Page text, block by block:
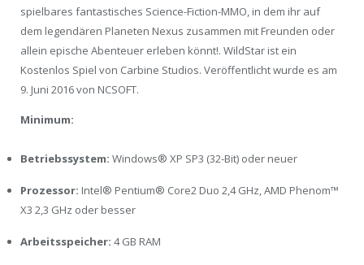
spielbares fantastisches Science-Fiction-MMO, in dem ihr auf
dem legendären Planeten Nexus zusammen mit Freunden oder
allein epische Abenteuer erleben könnt!. WildStar ist ein
Kostenlos Spiel von Carbine Studios. Veröffentlicht wurde es am
9. Juni 2016 von NCSOFT.
Minimum:
Betriebssystem: Windows® XP SP3 (32-Bit) oder neuer
Prozessor: Intel® Pentium® Core2 Duo 2,4 GHz, AMD Phenom™
X3 2,3 GHz oder besser
Arbeitsspeicher: 4 GB RAM